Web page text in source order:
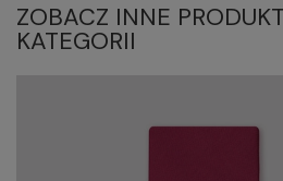
ZOBACZ INNE
KATEGORII